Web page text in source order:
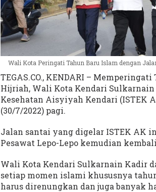
l
a
n
a
i
B
e
s
a
a
Wali Kota Peringati Tahun Baru Islam dengan
TEGAS.CO., KENDARI –
Hijriah, Wali Kota Kendari
Kesehatan Aisyiyah Kendari (ISTEK
(30/7/2022) pagi.
Jalan santai yang digelar ISTEK AK
Pesawat Lepo-Lepo kemudian
Wali Kota Kendari Sulkarnain Kadir
setiap momen islami khususnya
harus direnungkan dan juga banyak